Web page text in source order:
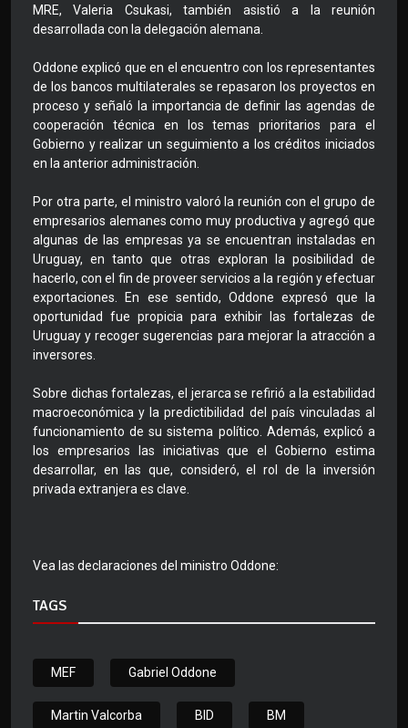
MRE, Valeria Csukasi, también asistió a la reunión
desarrollada con la delegación alemana.
Oddone explicó que en el encuentro con los representantes
de los bancos multilaterales se repasaron los proyectos en
proceso y señaló la importancia de definir las agendas de
cooperación técnica en los temas prioritarios para el
Gobierno y realizar un seguimiento a los créditos iniciados
en la anterior administración.
Por otra parte, el ministro valoró la reunión con el grupo de
empresarios alemanes como muy productiva y agregó que
algunas de las empresas ya se encuentran instaladas en
Uruguay, en tanto que otras exploran la posibilidad de
hacerlo, con el fin de proveer servicios a la región y efectuar
exportaciones. En ese sentido, Oddone expresó que la
oportunidad fue propicia para exhibir las fortalezas de
Uruguay y recoger sugerencias para mejorar la atracción a
inversores.
Sobre dichas fortalezas, el jerarca se refirió a la estabilidad
macroeconómica y la predictibilidad del país vinculadas al
funcionamiento de su sistema político. Además, explicó a
los empresarios las iniciativas que el Gobierno estima
desarrollar, en las que, consideró, el rol de la inversión
privada extranjera es clave.
Vea las declaraciones del ministro Oddone:
TAGS
MEF Gabriel Oddone
Martin Valcorba BID BM